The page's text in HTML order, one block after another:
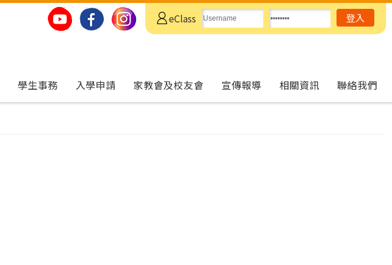
eClass
學生事務 入學申請 家教會及校友會 宣傳報導 相關資訊 聯絡我們